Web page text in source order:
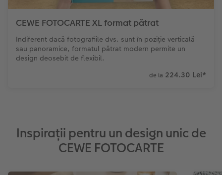
CEWE FOTOCARTE XL format pătrat
Indiferent dacă fotografiile dvs. sunt în poziție verticală
sau panoramice, formatul pătrat modern permite un
design deosebit de flexibil.
de la 224.30 Lei*
Inspirații pentru un design unic de
CEWE FOTOCARTE